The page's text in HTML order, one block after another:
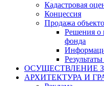
Кадастровая
Концессия
Продажа
Решения о
фонда
ОСУЩЕСТВЛЕНИЕ
АРХИТЕКТУРА И